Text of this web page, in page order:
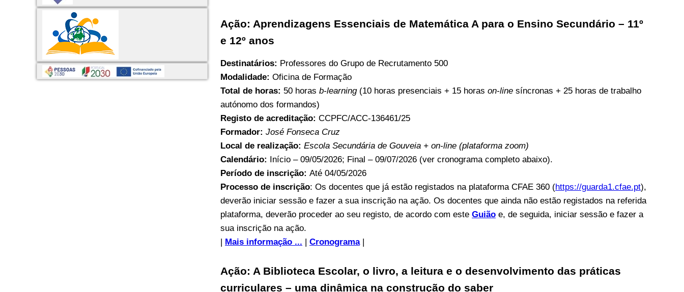
Ação: Aprendizagens Essenciais de Matemática A para o Ensino Secundário – 11º
e 12º anos
Destinatários: Professores do Grupo de Recrutamento 500
Modalidade: Oficina de Formação
Total de horas: 50 horas b-learning(10 horas presenciais + 15 horas on-line síncronas + 25 horas de trabalho
autónomo dos formandos)
Registo de acreditação: CCPFC/ACC-136461/25
Formador: José Fonseca Cruz
Local de realização: Escola Secundária de Gouveia + on-line (plataforma zoom)
Calendário: Início – 09/05/2026; Final – 09/07/2026 (ver cronograma completo abaixo).
Período de inscrição: Até 04/05/2026
Processo de inscrição: Os docentes que já estão registados na plataforma CFAE 360 (https://guarda1.cfae.pt),
deverão iniciar sessão e fazer a sua inscrição na ação. Os docentes que ainda não estão registados na referida
plataforma, deverão proceder ao seu registo, de acordo com este Guião e, de seguida, iniciar sessão e fazer a
sua inscrição na ação.
| Mais informação ... | Cronograma|
Ação: A Biblioteca Escolar, o livro, a leitura e o desenvolvimento das práticas
curriculares – uma dinâmica na construção do saber